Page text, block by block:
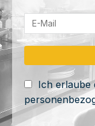
Ich erlaube